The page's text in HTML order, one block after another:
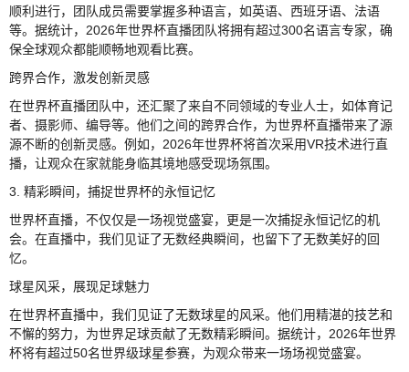
顺利进行，团队成员需要掌握多种语言，如英语、西班牙语、法语
等。据统计，2026年世界杯直播团队将拥有超过300名语言专家，确
保全球观众都能顺畅地观看比赛。
跨界合作，激发创新灵感
在世界杯直播团队中，还汇聚了来自不同领域的专业人士，如体育记
者、摄影师、编导等。他们之间的跨界合作，为世界杯直播带来了源
源不断的创新灵感。例如，2026年世界杯将首次采用VR技术进行直
播，让观众在家就能身临其境地感受现场氛围。
3. 精彩瞬间，捕捉世界杯的永恒记忆
世界杯直播，不仅仅是一场视觉盛宴，更是一次捕捉永恒记忆的机
会。在直播中，我们见证了无数经典瞬间，也留下了无数美好的回
忆。
球星风采，展现足球魅力
在世界杯直播中，我们见证了无数球星的风采。他们用精湛的技艺和
不懈的努力，为世界足球贡献了无数精彩瞬间。据统计，2026年世界
杯将有超过50名世界级球星参赛，为观众带来一场场视觉盛宴。